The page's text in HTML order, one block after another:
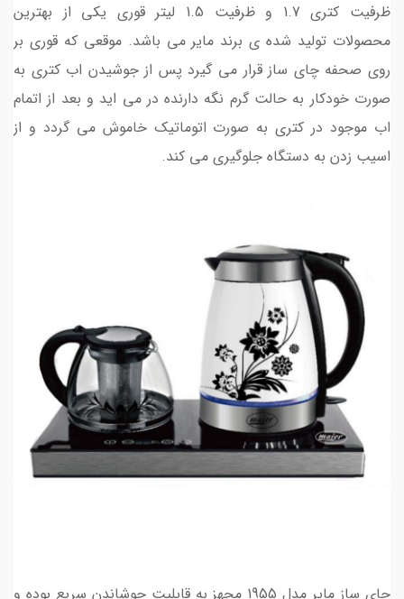
ظرفیت کتری 1.7 و ظرفیت 1.5 لیتر قوری یکی از بهترین
محصولات تولید شده ی برند مایر می باشد. موقعی که قوری بر
روی صحفه چای ساز قرار می گیرد پس از جوشیدن اب کتری به
صورت خودکار به حالت گرم نگه دارنده در می اید و بعد از اتمام
اب موجود در کتری به صورت اتوماتیک خاموش می گردد و از
اسیب زدن به دستگاه جلوگیری می کند.
چای ساز مایر مدل 1955 مجهز به قابلیت جوشاندن سریع بوده و